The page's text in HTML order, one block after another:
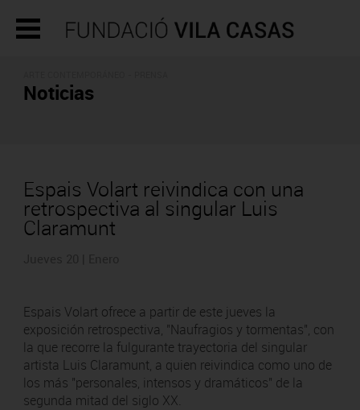
Noticias
Espais Volart reivindica con una
retrospectiva al singular Luis
Claramunt
Espais Volart ofrece a partir de este jueves la
exposición retrospectiva, "Naufragios y tormentas", con
la que recorre la fulgurante trayectoria del singular
artista Luis Claramunt, a quien reivindica como uno de
los más "personales, intensos y dramáticos" de la
segunda mitad del siglo XX.